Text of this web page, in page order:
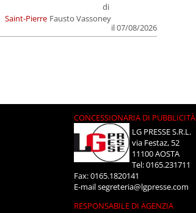
Saint-Pierre
di
Fausto Vassoney
il 07/08/2026
CONCESSIONARIA DI PUBBLICITÀ
LG PRESSE S.R.L.
via Festaz, 52
11100 AOSTA
Tel: 0165.231711
Fax: 0165.1820141
E-mailsegreteria@lgpresse.com
RESPONSABILE DI AGENZIA